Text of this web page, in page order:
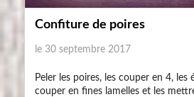
Confiture de poires
le 30 septembre 2017
Peler les poires, les couper en 4, les
couper en fines lamelles et les